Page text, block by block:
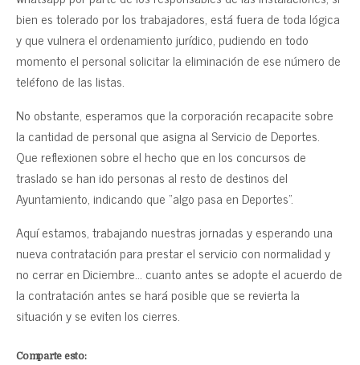
bien es tolerado por los trabajadores, está fuera de toda lógica
y que vulnera el ordenamiento jurídico, pudiendo en todo
momento el personal solicitar la eliminación de ese número de
teléfono de las listas.
No obstante, esperamos que la corporación recapacite sobre
la cantidad de personal que asigna al Servicio de Deportes.
Que reflexionen sobre el hecho que en los concursos de
traslado se han ido personas al resto de destinos del
Ayuntamiento, indicando que “algo pasa en Deportes”.
Aquí estamos, trabajando nuestras jornadas y esperando una
nueva contratación para prestar el servicio con normalidad y
no cerrar en Diciembre… cuanto antes se adopte el acuerdo de
la contratación antes se hará posible que se revierta la
situación y se eviten los cierres.
Comparte esto: